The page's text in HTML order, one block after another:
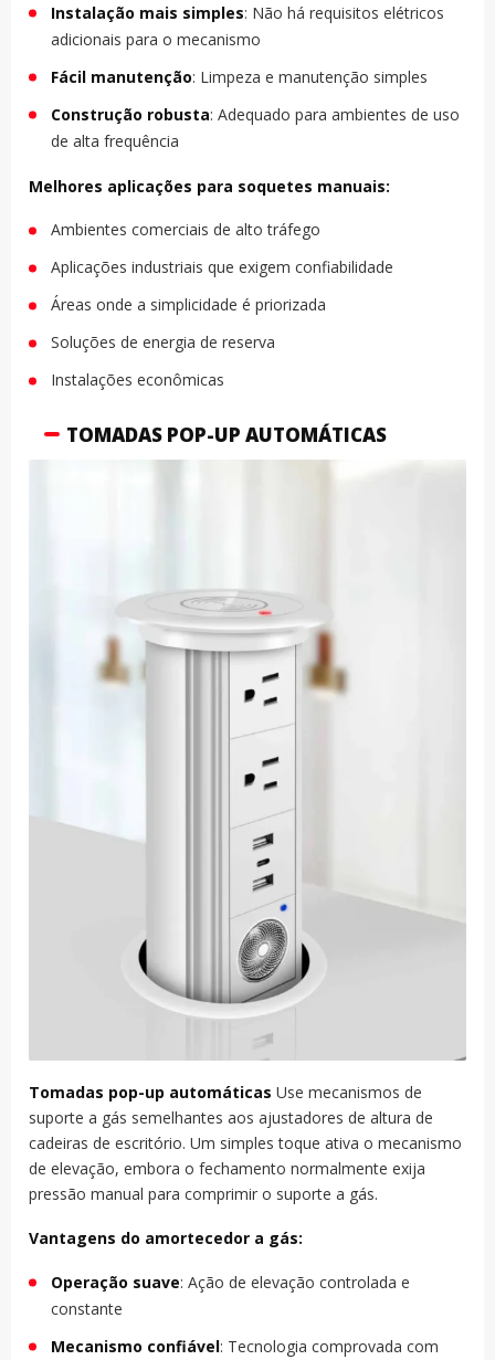
Instalação mais simples: Não há requisitos elétricos
adicionais para o mecanismo
Fácil manutenção: Limpeza e manutenção simples
Construção robusta: Adequado para ambientes de uso
de alta frequência
Melhores aplicações para soquetes manuais:
Ambientes comerciais de alto tráfego
Aplicações industriais que exigem confiabilidade
Áreas onde a simplicidade é priorizada
Soluções de energia de reserva
Instalações econômicas
TOMADAS POP-UP AUTOMÁTICAS
Tomadas pop-up automáticas Use mecanismos de
suporte a gás semelhantes aos ajustadores de altura de
cadeiras de escritório. Um simples toque ativa o mecanismo
de elevação, embora o fechamento normalmente exija
pressão manual para comprimir o suporte a gás.
Vantagens do amortecedor a gás:
Operação suave: Ação de elevação controlada e
constante
Mecanismo confiável: Tecnologia comprovada com